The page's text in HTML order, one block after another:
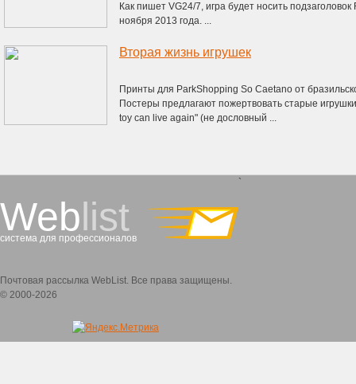
Как пишет VG24/7, игра будет носить
ноября 2013 года. ...
Вторая жизнь игрушек
Принты для ParkShopping So Caetano от
Постеры предлагают пожертвовать старые
toy can live again" (не дословный ...
Weblist
система для профессионалов
`
Почтовая рассылка WebList. Все права защищены.
© 2000-2026